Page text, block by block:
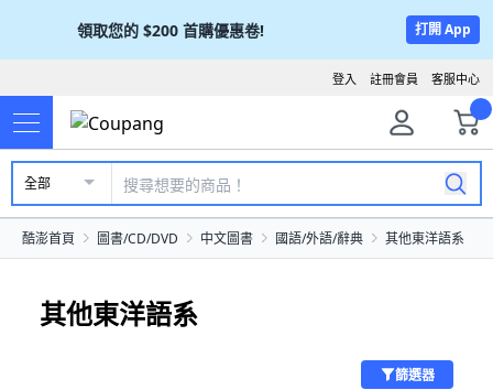
領取您的 $200 首購優惠卷! 打開 App
客服中心
註冊會員
登入
全部
酷澎首頁 圖書/CD/DVD 中文圖書 國語/外語/辭典 其他東洋語系
其他東洋語系
篩選器